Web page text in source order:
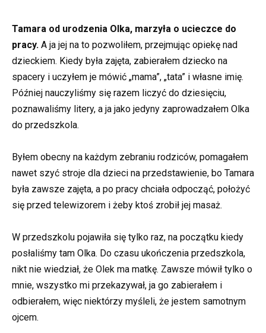
Tamara od urodzenia Olka, marzyła o ucieczce do
pracy. A ja jej na to pozwoliłem, przejmując opiekę nad
dzieckiem. Kiedy była zajęta, zabierałem dziecko na
spacery i uczyłem je mówić „mama”, „tata” i własne imię.
Później nauczyliśmy się razem liczyć do dziesięciu,
poznawaliśmy litery, a ja jako jedyny zaprowadzałem Olka
do przedszkola.
Byłem obecny na każdym zebraniu rodziców, pomagałem
nawet szyć stroje dla dzieci na przedstawienie, bo Tamara
była zawsze zajęta, a po pracy chciała odpocząć, położyć
się przed telewizorem i żeby ktoś zrobił jej masaż.
W przedszkolu pojawiła się tylko raz, na początku kiedy
posłaliśmy tam Olka. Do czasu ukończenia przedszkola,
nikt nie wiedział, że Olek ma matkę. Zawsze mówił tylko o
mnie, wszystko mi przekazywał, ja go zabierałem i
odbierałem, więc niektórzy myśleli, że jestem samotnym
ojcem.